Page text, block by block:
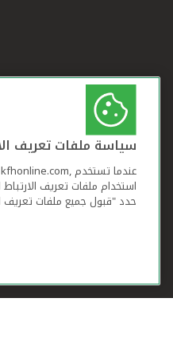
سياسة ملفات تعريف
استخدام ملفات تعريف
حدد "قبول جميع ملفات تعريف